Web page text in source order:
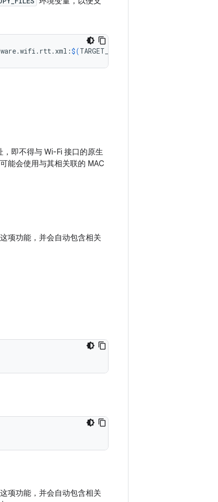
$(TARGET_COPY_OUT_VENDOR
即不得与 Wi-Fi 接口的原生
能会使用与其相关联的 MAC
项功能，并会自动包含相关
项功能，并会自动包含相关